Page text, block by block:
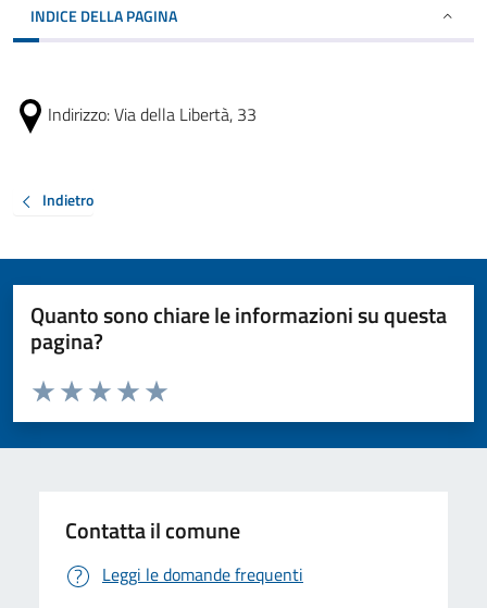
INDICE DELLA PAGINA
Indirizzo:Via della Libertà, 33
Indietro
Quanto sono chiare le informazioni su questa
pagina?
Valuta da 1 a 5 stelle la pagina
Valuta 5 stelle su 5
Valuta 4 stelle su 5
Valuta 3 stelle su 5
Valuta 2 stelle su 5
Valuta 1 stelle su 5
Contatta il comune
Leggi le domande frequenti